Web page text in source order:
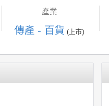
產業
傳產 - 百貨 (上市)